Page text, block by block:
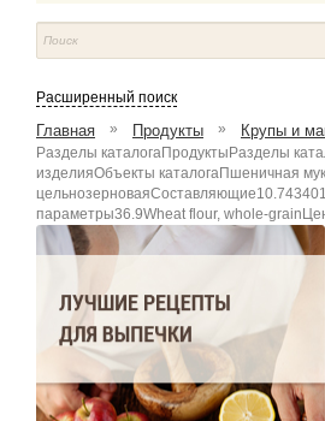
Расширенный поиск
Главная » Продукты » Крупы и
Разделы каталогаПродуктыРазделы
изделияОбъекты каталогаПшеничная
параметры36.9Wheat flour, whole-